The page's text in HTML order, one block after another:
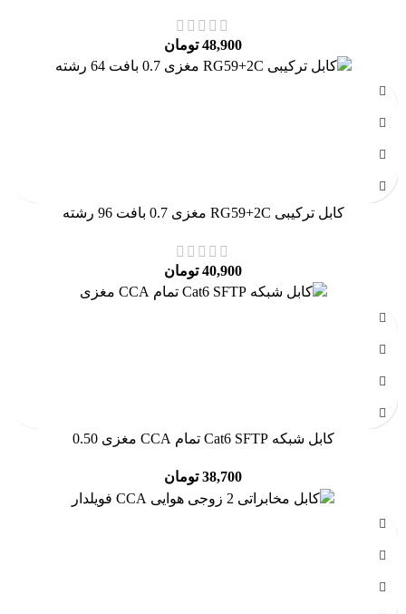
48,900 تومان
کابل ترکیبی RG59+2C مغزی 0.7 بافت 96 رشته
40,900 تومان
کابل شبکه Cat6 SFTP تمام CCA مغزی 0.50
38,700 تومان